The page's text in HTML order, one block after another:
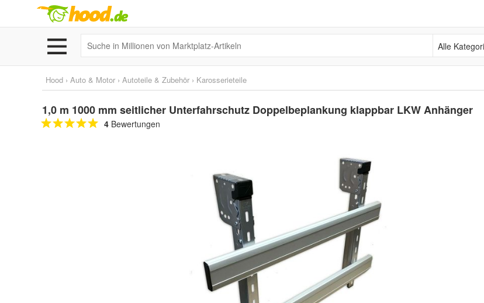
Alle Kategorien
Hood › Auto & Motor › Autoteile & Zubehör › Karosserieteile
1,0 m 1000 mm seitlicher Unterfahrschutz Doppelbeplankung klappbar LKW Anhänger
4 Bewertungen